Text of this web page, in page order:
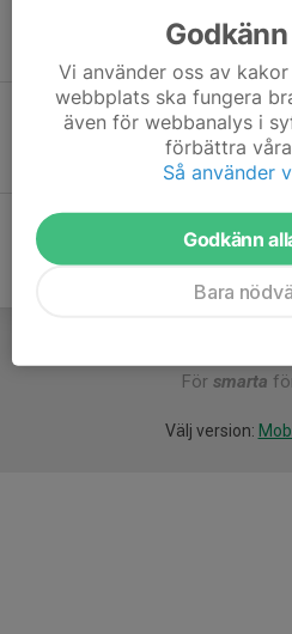
är Luleås största fotbollsturnering.
Medlemsavgift i Gammelstads IF
Enskild medlem 250 kr / Familj 500
För smarta
Välj version:
Vi använder oss av
webbplats ska fungera
även för webbanalys i
förbättra
Så använder
Godkänn
Bara